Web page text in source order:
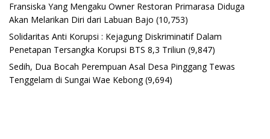
Fransiska Yang Mengaku Owner Restoran Primarasa Diduga
Akan Melarikan Diri dari Labuan Bajo (10,753)
Solidaritas Anti Korupsi : Kejagung Diskriminatif Dalam
Penetapan Tersangka Korupsi BTS 8,3 Triliun (9,847)
Sedih, Dua Bocah Perempuan Asal Desa Pinggang Tewas
Tenggelam di Sungai Wae Kebong (9,694)